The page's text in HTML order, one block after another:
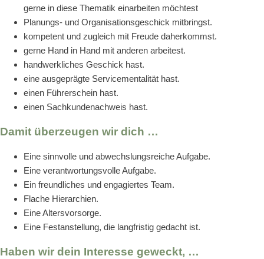
gerne in diese Thematik einarbeiten möchtest
Planungs- und Organisationsgeschick mitbringst.
kompetent und zugleich mit Freude daherkommst.
gerne Hand in Hand mit anderen arbeitest.
handwerkliches Geschick hast.
eine ausgeprägte Servicementalität hast.
einen Führerschein hast.
einen Sachkundenachweis hast.
Damit überzeugen wir dich …
Eine sinnvolle und abwechslungsreiche Aufgabe.
Eine verantwortungsvolle Aufgabe.
Ein freundliches und engagiertes Team.
Flache Hierarchien.
Eine Altersvorsorge.
Eine Festanstellung, die langfristig gedacht ist.
Haben wir dein Interesse geweckt, …